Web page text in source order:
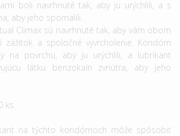
boli navrhnuté tak, aby ju urýchlili, a s
aby jeho spomalili.
Climax sú navrhnuté tak, aby vám obom
zážitok a spoločné vyvrcholenie. Kondóm
na povrchu, aby ju urýchlili, a lubrikant
látku benzokaín zvnútra, aby jeho
ks.
na týchto kondómoch môže spôsobiť